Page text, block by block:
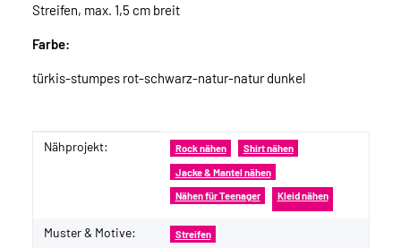
Streifen, max. 1,5 cm breit
Farbe:
türkis-stumpes rot-schwarz-natur-natur dunkel
Produkteigenschaft
Wert
Nähprojekt: Rock nähen Shirt nähen
Jacke & Mantel nähen
Nähen für Teenager Kleid nähen
Muster & Motive: Streifen